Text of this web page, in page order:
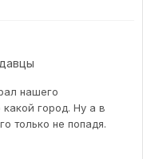
нашего
город. Ну а в
только не попадя.